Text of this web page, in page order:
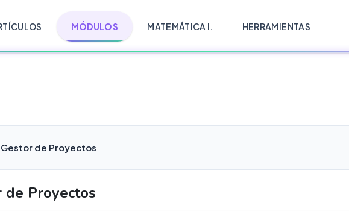
MÓDULOS MATEMÁTICA I. HERRAMIENTAS
Gestor de Proyectos
de Proyectos